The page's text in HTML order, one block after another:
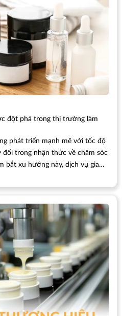
đột phá trong thị trường làm
phát triển mạnh mẽ với tốc độ
đổi trong nhận thức về chăm sóc
bắt xu hướng này, dịch vụ gia
thương hiệu chuyên biệt, chất